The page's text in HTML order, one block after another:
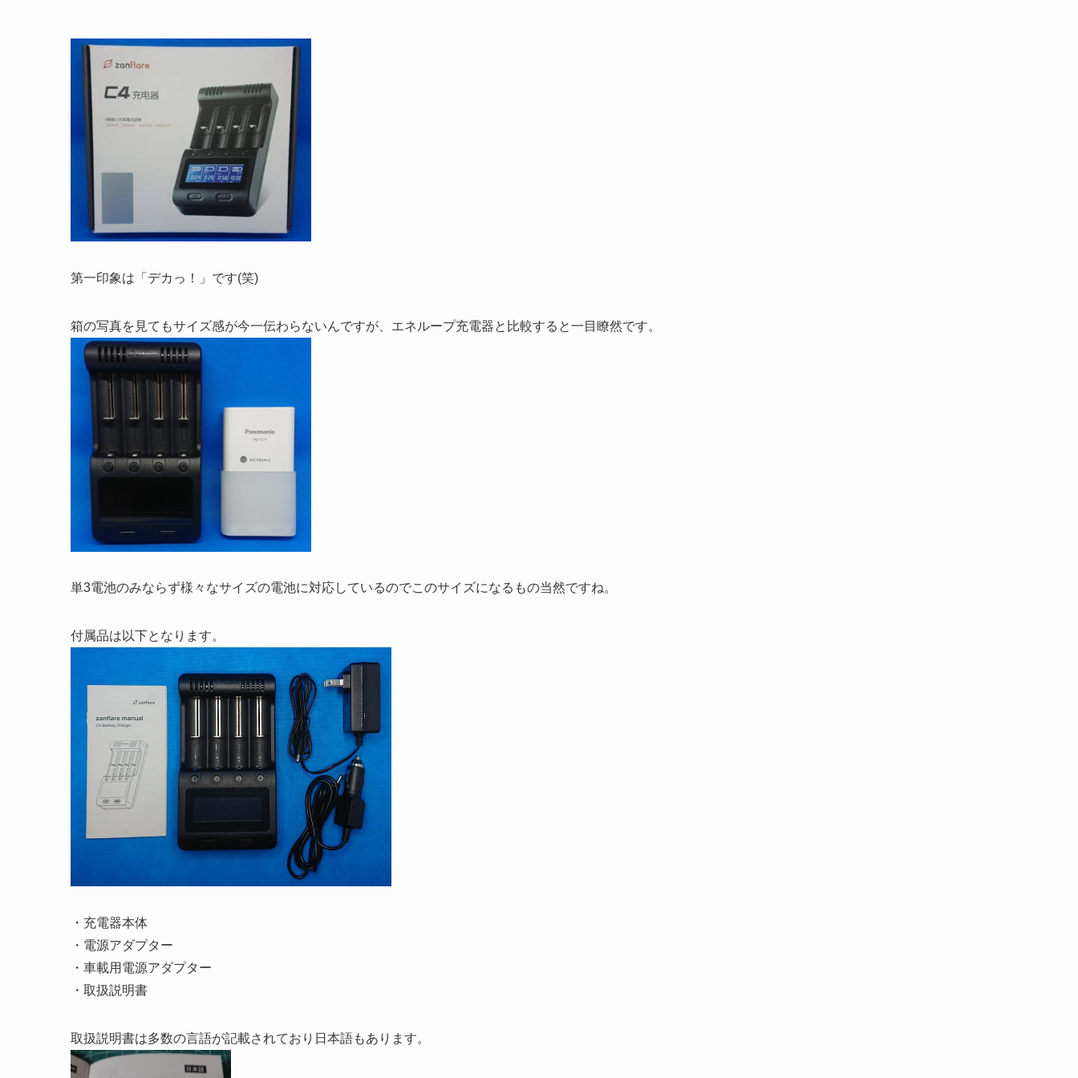
第一印象は「デカっ！」です(笑)
箱の写真を見てもサイズ感が今一伝わらないんですが、エネループ充電器と比較すると一目瞭然です。
単3電池のみならず様々なサイズの電池に対応しているのでこのサイズになるもの当然ですね。
付属品は以下となります。
・充電器本体
・電源アダプター
・車載用電源アダプター
・取扱説明書
取扱説明書は多数の言語が記載されており日本語もあります。